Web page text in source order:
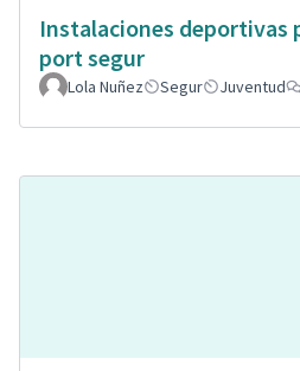
Instalaciones deportivas
port segur
Lola Nuñez Segur Juventud